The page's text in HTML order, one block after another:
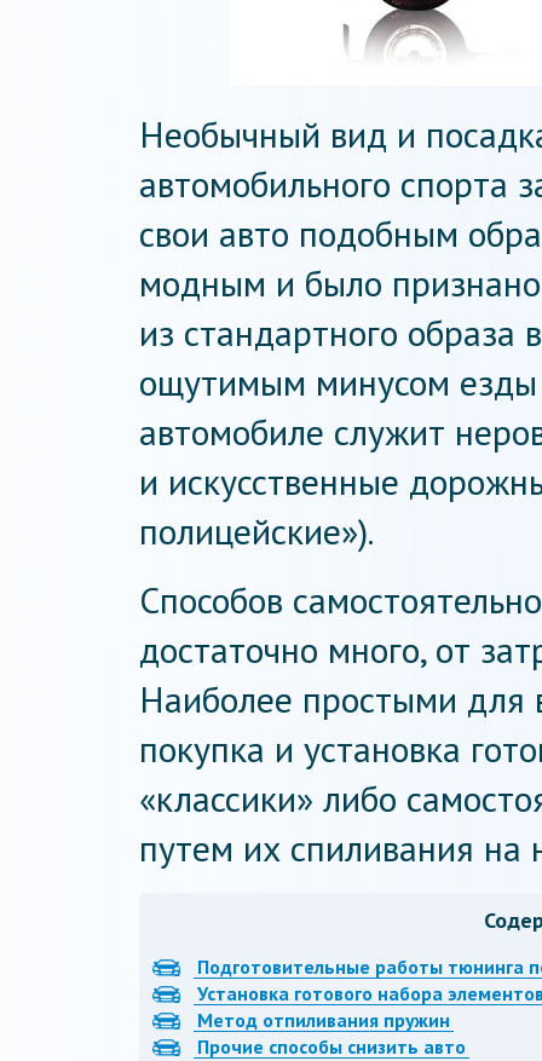
Необычный вид и
автомобильного спорта
свои авто подобным
модным и было
из стандартного образа
ощутимым минусом
автомобиле служит
и искусственные
полицейские»).
Способов
достаточно много, от
Наиболее простыми для
покупка и установка
«классики» либо
путем их спиливания на
Подготовительные работы тюнинга
Установка готового набора
Метод отпиливания пружин
Прочие способы снизить авто